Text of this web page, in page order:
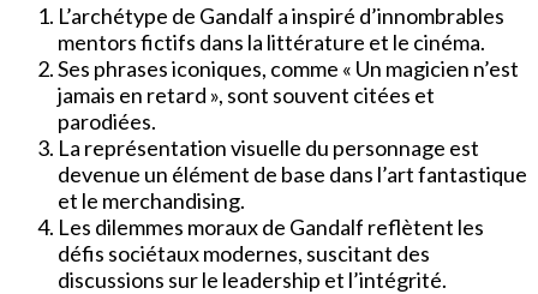
L’archétype de Gandalf a inspiré d’innombrables
mentors fictifs dans la littérature et le cinéma.
Ses phrases iconiques, comme « Un magicien n’est
jamais en retard », sont souvent citées et
parodiées.
La représentation visuelle du personnage est
devenue un élément de base dans l’art fantastique
et le merchandising.
Les dilemmes moraux de Gandalf reflètent les
défis sociétaux modernes, suscitant des
discussions sur le leadership et l’intégrité.